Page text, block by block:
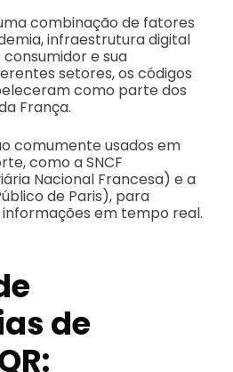
combinação de fatores
infraestrutura digital
e sua
setores, os códigos
como parte dos
França.
comumente usados em
como a SNCF
Nacional Francesa) e a
de Paris), para
em tempo real.
de